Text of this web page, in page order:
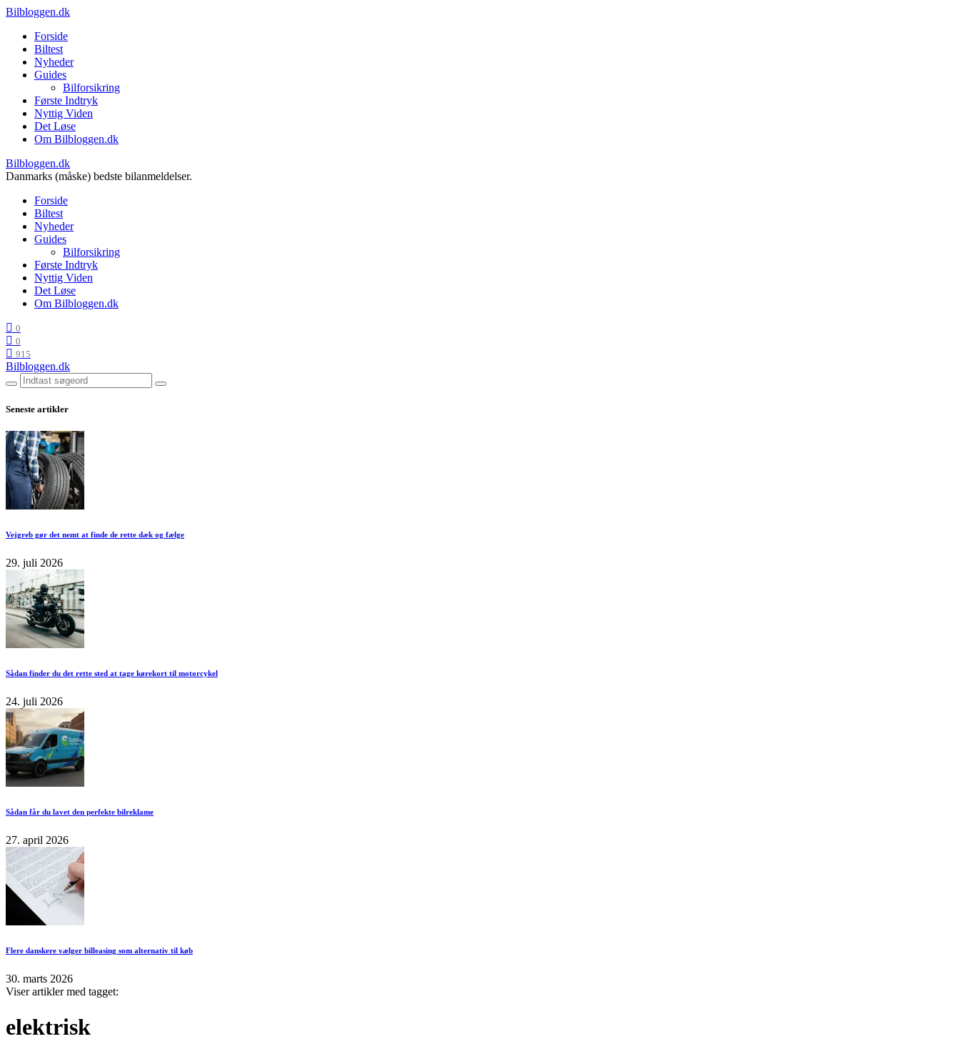
Bilbloggen.dk
Forside
Biltest
Nyheder
Guides
Bilforsikring
Første Indtryk
Nyttig Viden
Det Løse
Om Bilbloggen.dk
Bilbloggen.dk
Danmarks (måske) bedste bilanmeldelser.
Forside
Biltest
Nyheder
Guides
Bilforsikring
Første Indtryk
Nyttig Viden
Det Løse
Om Bilbloggen.dk
0
0
915
Bilbloggen.dk
Seneste artikler
Vejgreb gør det nemt at finde de rette dæk og fælge
29. juli 2026
Sådan finder du det rette sted at tage kørekort til motorcykel
24. juli 2026
Sådan får du lavet den perfekte bilreklame
27. april 2026
Flere danskere vælger billeasing som alternativ til køb
30. marts 2026
Viser artikler med tagget:
elektrisk